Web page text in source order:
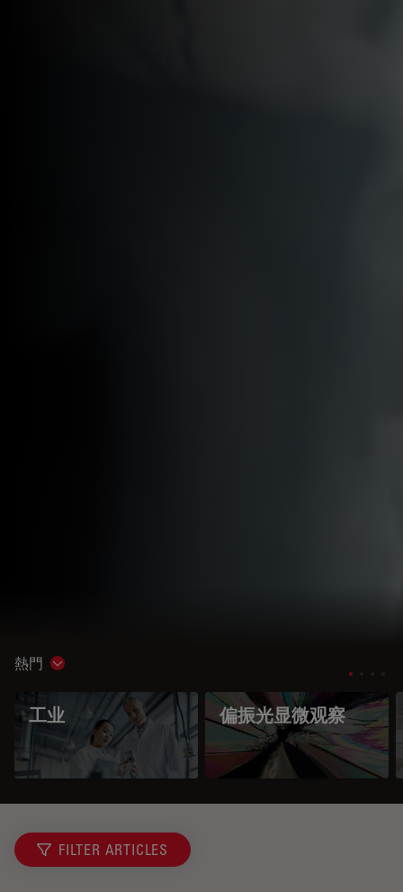
熱門 Show subnavigation
工业 偏振光显微观察
FILTER ARTICLES